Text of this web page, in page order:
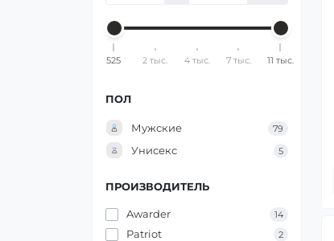
525 2 тыс. 4 тыс. 7 тыс. 11 тыс.
ПОЛ
Мужские 79
Унисекс 5
ПРОИЗВОДИТЕЛЬ
Awarder 14
Patriot 2